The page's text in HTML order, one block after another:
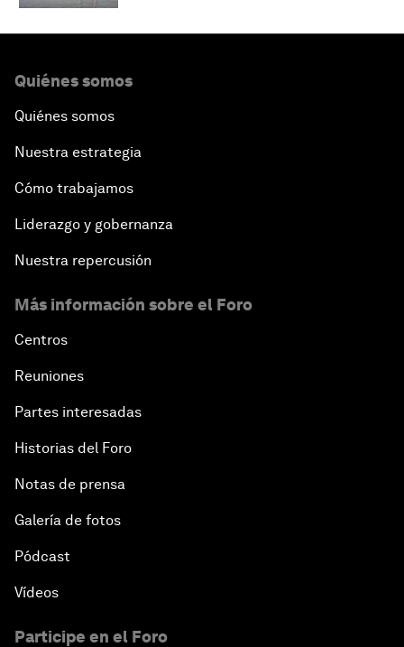
Quiénes somos
Quiénes somos
Nuestra estrategia
Cómo trabajamos
Liderazgo y gobernanza
Nuestra repercusión
Más información sobre el Foro
Centros
Reuniones
Partes interesadas
Historias del Foro
Notas de prensa
Galería de fotos
Pódcast
Vídeos
Participe en el Foro